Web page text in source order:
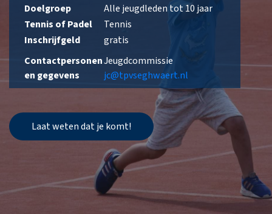
Doelgroep
Alle jeugdleden tot 10 jaar
Tennis of Padel
Tennis
Inschrijfgeld
gratis
Contactpersonen
en gegevens
Jeugdcommissie
jc@tpvseghwaert.nl
Laat weten dat je komt!